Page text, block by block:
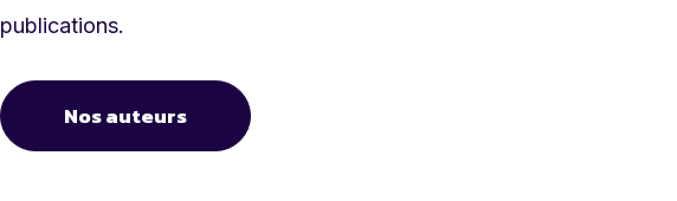
publications.
Nos auteurs